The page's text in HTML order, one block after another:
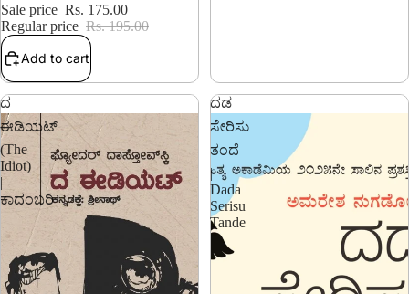
Sale price Rs. 175.00
Regular price Rs. 195.00
Add to cart
ದ
ಈಡಿಯಟ್
(The
Idiot)
|
ಕಾದಂಬರಿ
ದಡ
ಸೇರಿಸು
ತಂದೆ
|
Dada
Serisu
Tande